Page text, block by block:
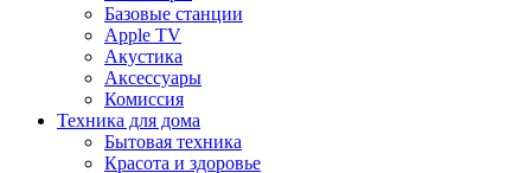
Базовые станции
Apple TV
Акустика
Аксессуары
Комиссия
Техника для дома
Бытовая техника
Красота и здоровье